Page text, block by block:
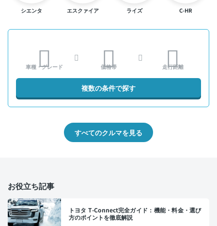
シエンタ エスクァイア ライズ C-HR
車種・グレード 価格帯 走行距離
複数の条件で探す
すべてのクルマを見る
お役立ち記事
トヨタ T-Connect完全ガイド：機能・料金・選び
方のポイントを徹底解説